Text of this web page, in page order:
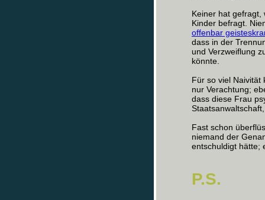
Keiner hat gefragt,
Kinder befragt.
offenbar
dass in der
und Verzweiflung
könnte.
Für so viel Naivität
nur Verachtung;
dass diese Frau
Fast schon
niemand der
entschuldigt hätte;
P.S.